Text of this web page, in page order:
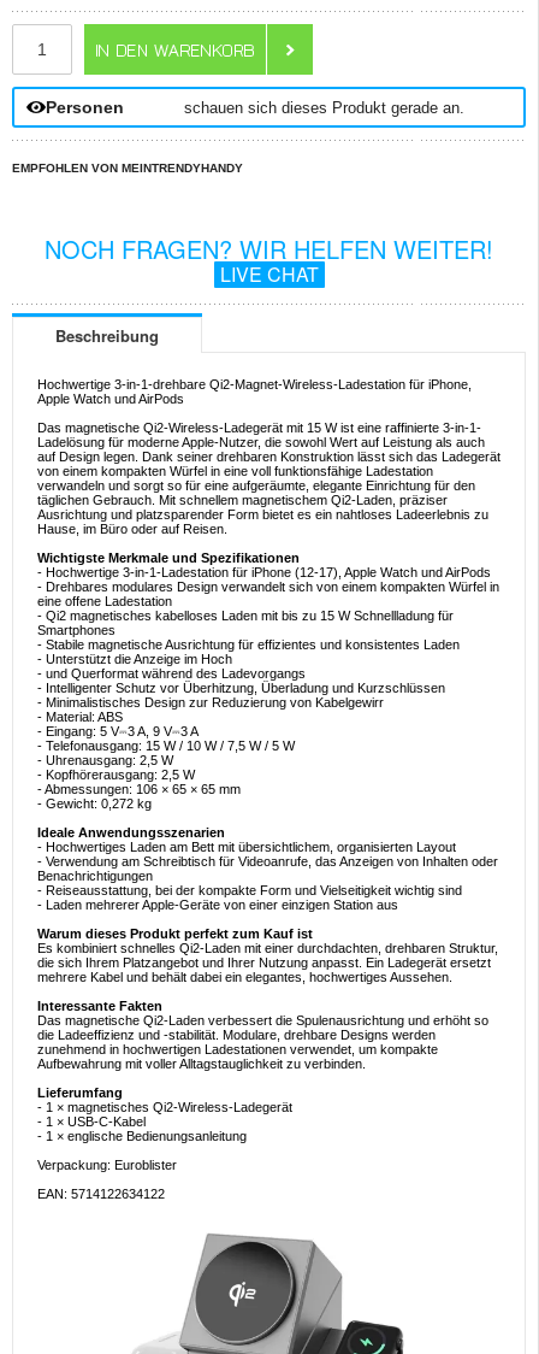
Personen schauen sich dieses Produkt gerade an.
EMPFOHLEN VON MEINTRENDYHANDY
NOCH FRAGEN? WIR HELFEN WEITER!
LIVE CHAT
Beschreibung
Hochwertige 3-in-1-drehbare Qi2-Magnet-Wireless-Ladestation für iPhone,
Apple Watch und AirPods
Das magnetische Qi2-Wireless-Ladegerät mit 15 W ist eine raffinierte 3-in-1-
Ladelösung für moderne Apple-Nutzer, die sowohl Wert auf Leistung als auch
auf Design legen. Dank seiner drehbaren Konstruktion lässt sich das Ladegerät
von einem kompakten Würfel in eine voll funktionsfähige Ladestation
verwandeln und sorgt so für eine aufgeräumte, elegante Einrichtung für den
täglichen Gebrauch. Mit schnellem magnetischem Qi2-Laden, präziser
Ausrichtung und platzsparender Form bietet es ein nahtloses Ladeerlebnis zu
Hause, im Büro oder auf Reisen.
Wichtigste Merkmale und Spezifikationen
- Hochwertige 3-in-1-Ladestation für iPhone (12-17), Apple Watch und AirPods
- Drehbares modulares Design verwandelt sich von einem kompakten Würfel in
eine offene Ladestation
- Qi2 magnetisches kabelloses Laden mit bis zu 15 W Schnellladung für
Smartphones
- Stabile magnetische Ausrichtung für effizientes und konsistentes Laden
- Unterstützt die Anzeige im Hoch
- und Querformat während des Ladevorgangs
- Intelligenter Schutz vor Überhitzung, Überladung und Kurzschlüssen
- Minimalistisches Design zur Reduzierung von Kabelgewirr
- Material: ABS
- Eingang: 5 V⎓3 A, 9 V⎓3 A
- Telefonausgang: 15 W / 10 W / 7,5 W / 5 W
- Uhrenausgang: 2,5 W
- Kopfhörerausgang: 2,5 W
- Abmessungen: 106 × 65 × 65 mm
- Gewicht: 0,272 kg
Ideale Anwendungsszenarien
- Hochwertiges Laden am Bett mit übersichtlichem, organisierten Layout
- Verwendung am Schreibtisch für Videoanrufe, das Anzeigen von Inhalten oder
Benachrichtigungen
- Reiseausstattung, bei der kompakte Form und Vielseitigkeit wichtig sind
- Laden mehrerer Apple-Geräte von einer einzigen Station aus
Warum dieses Produkt perfekt zum Kauf ist
Es kombiniert schnelles Qi2-Laden mit einer durchdachten, drehbaren Struktur,
die sich Ihrem Platzangebot und Ihrer Nutzung anpasst. Ein Ladegerät ersetzt
mehrere Kabel und behält dabei ein elegantes, hochwertiges Aussehen.
Interessante Fakten
Das magnetische Qi2-Laden verbessert die Spulenausrichtung und erhöht so
die Ladeeffizienz und -stabilität. Modulare, drehbare Designs werden
zunehmend in hochwertigen Ladestationen verwendet, um kompakte
Aufbewahrung mit voller Alltagstauglichkeit zu verbinden.
Lieferumfang
- 1 × magnetisches Qi2-Wireless-Ladegerät
- 1 × USB-C-Kabel
- 1 × englische Bedienungsanleitung
Verpackung: Euroblister
EAN: 5714122634122